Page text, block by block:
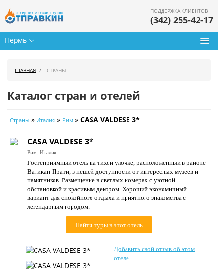
Пермь
ПОДДЕРЖКА КЛИЕНТОВ
(342) 255-42-17
Календарь туров
Цены дня
Страны
Как купить
О нас
ГЛАВНАЯ СТРАНЫ
Каталог стран и отелей
Страны » Италия » Рим » CASA VALDESE 3*
CASA VALDESE 3*
Рим, Италия
Гостеприимный отель на тихой улочке, расположенный в районе
Ватикан-Прати, в пешей доступности от интересных музеев и
памятников. Размещение в светлых номерах с уютной
обстановкой и красивым декором. Хороший экономичный
вариант для спокойного отдыха и приятного знакомства с
легендарным городом.
Найти туры в этот отель
Добавить свой отзыв об этом
отеле